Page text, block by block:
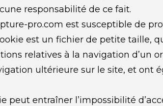
responsabilité de ce fait.
pro.com est susceptible de
est un fichier de petite taille,
relatives à la navigation d’un
ultérieure sur le site, et ont
peut entraîner l’impossibilité